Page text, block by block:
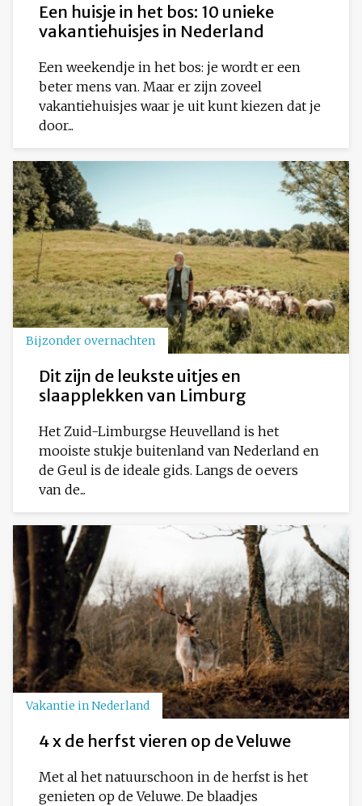
Een huisje in het bos: 10 unieke
vakantiehuisjes in Nederland
Een weekendje in het bos: je wordt er een
beter mens van. Maar er zijn zoveel
vakantiehuisjes waar je uit kunt kiezen dat je
door...
Bijzonder overnachten
Dit zijn de leukste uitjes en
slaapplekken van Limburg
Het Zuid-Limburgse Heuvelland is het
mooiste stukje buitenland van Nederland en
de Geul is de ideale gids. Langs de oevers
van de...
Vakantie in Nederland
4 x de herfst vieren op de Veluwe
Met al het natuurschoon in de herfst is het
genieten op de Veluwe. De blaadjes